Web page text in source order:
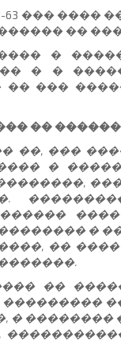
63 ���
��
�
� �
���
��
��, ���
�
�
��
��
���������
� ��������